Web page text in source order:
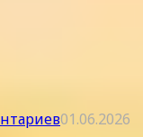
01.06.2026